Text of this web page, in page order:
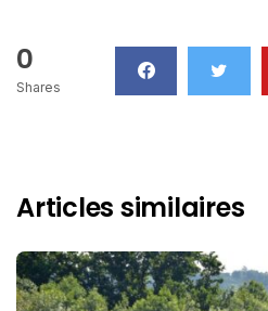
0
Shares
Articles similaires